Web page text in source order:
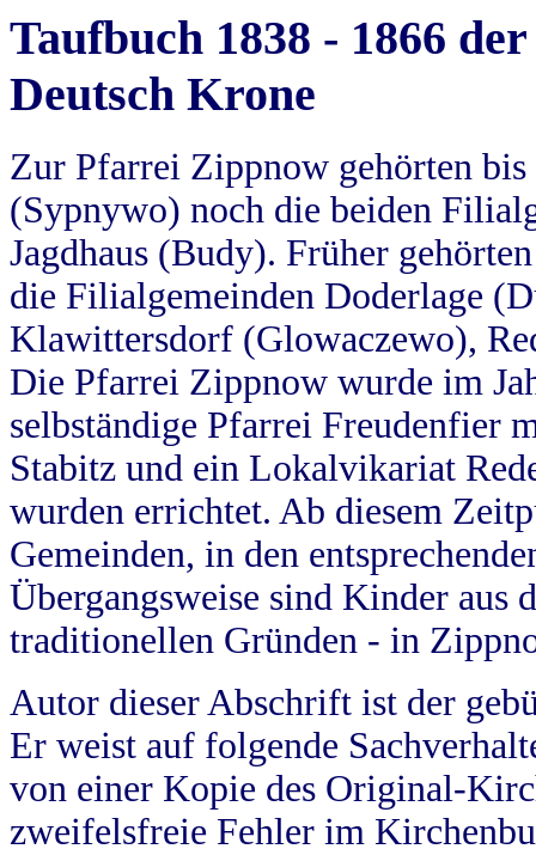
Taufbuch 1838 - 1866
Deutsch Krone
Zur Pfarrei Zippnow gehörten
(Sypnywo) noch die beiden
Jagdhaus (Budy). Früher
die Filialgemeinden Doderlage
Klawittersdorf (Glowaczewo),
Die Pfarrei Zippnow wurde im
selbständige Pfarrei Freudenfier
Stabitz und ein Lokalvikariat
wurden errichtet. Ab diesem
Gemeinden, in den
Übergangsweise sind Kinder aus
traditionellen Gründen - in
Autor dieser Abschrift ist der
Er weist auf folgende
von einer Kopie des Original-
zweifelsfreie Fehler im